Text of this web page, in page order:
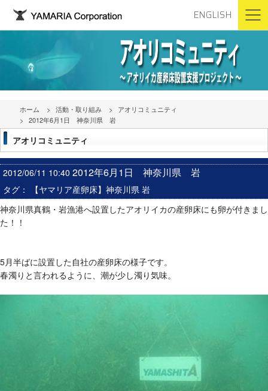
ENGLISH
ホーム 活動・取り組み
アオリコミュニティ
2012年6月1日 神奈川県 岩
アオリコミュニティ
2012/06/11 10:40 2012年6月1日 神奈川県 岩
タグ：
【ヤマリア産卵床】神奈川県 岩
神奈川県真鶴・岩漁港へ設置したアオリイカの産卵床にも卵が付きまし
た！！
5月半ばに設置した自社の産卵床の様子です。
春濁りと言われるように、潮が少し濁り気味。